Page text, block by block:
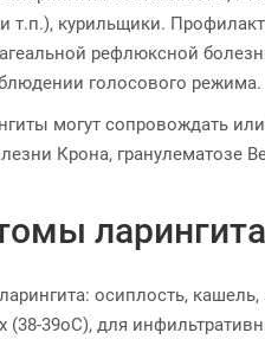
т.п.), курильщики.
рефлюксной
голосового режима.
могут сопровождать
Крона, гранулематозе
ларингита
осиплость,
(38-39оС), для